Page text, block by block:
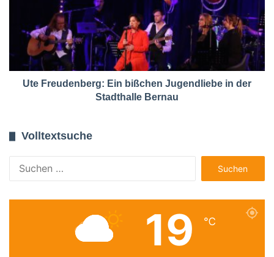
Ute Freudenberg: Ein bißchen Jugendliebe in der
Stadthalle Bernau
Volltextsuche
nach:
19 ℃